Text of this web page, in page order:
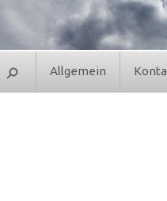
Allgemein